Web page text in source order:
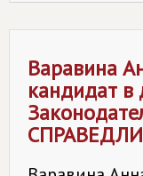
Варавина
кандидат в